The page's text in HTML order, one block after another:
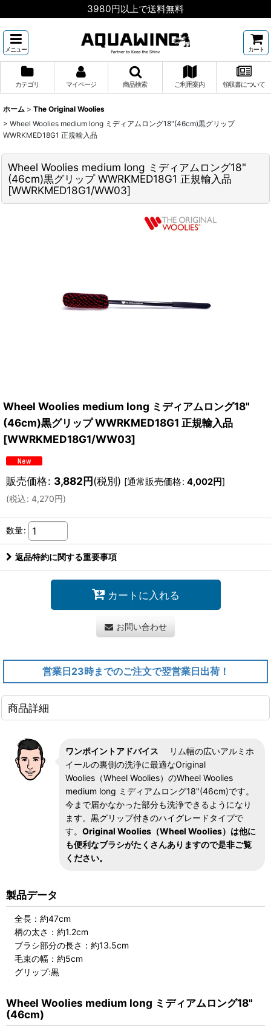
3980円以上で送料無料
メニュー カート
カテゴリ マイページ 商品検索 ご利用案内 領収書について
ホーム > The Original Woolies
> Wheel Woolies medium long ミディアムロング18"(46cm)黒グリップ
WWRKMED18G1 正規輸入品
Wheel Woolies medium long ミディアムロング18"
(46cm)黒グリップ WWRKMED18G1 正規輸入品
[WWRKMED18G1/WW03]
Wheel Woolies medium long ミディアムロング18"
(46cm)黒グリップ WWRKMED18G1 正規輸入品
[WWRKMED18G1/WW03]
販売価格: 3,882円(税別) [通常販売価格: 4,002円]
(税込: 4,270円)
数量:
返品特約に関する重要事項
カートに入れる
お問い合わせ
営業日23時までのご注文で翌営業日出荷！
商品詳細
ワンポイントアドバイス
リム幅の広いアルミホ
イールの裏側の洗浄に最適なOriginal
Woolies（Wheel Woolies）のWheel Woolies
medium long ミディアムロング18"(46cm)です。
今まで届かなかった部分も洗浄できるようになり
ます。黒グリップ付きのハイグレードタイプで
す。 Original Woolies（Wheel Woolies）は他に
も便利なブラシがたくさんありますので是非ご覧
ください。
製品データ
全長：約47cm
柄の太さ：約1.2cm
ブラシ部分の長さ：約13.5cm
毛束の幅：約5cm
グリップ:黒
Wheel Woolies medium long ミディアムロング18"
(46cm)